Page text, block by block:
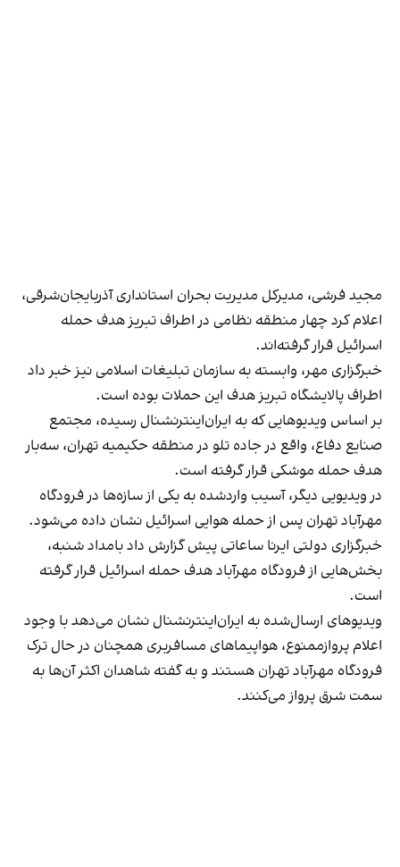
مجید فرشی، مدیرکل مدیریت بحران استانداری آذربایجان‌شرقی،
اعلام کرد چهار منطقه نظامی در اطراف تبریز هدف حمله
اسرائیل قرار گرفته‌اند.
خبرگزاری مهر، وابسته به سازمان تبلیغات اسلامی نیز خبر داد
اطراف پالایشگاه تبریز هدف این حملات بوده است.
بر اساس ویدیوهایی که به ایران‌اینترنشنال رسیده، مجتمع
صنایع دفاع، واقع در جاده تلو در منطقه حکیمیه تهران، سه‌بار
هدف حمله موشکی قرار گرفته است.
در ویدیویی دیگر، آسیب واردشده به یکی از ساز‌ه‌ها در فرودگاه
مهرآباد تهران پس از حمله هوایی اسرائیل نشان داده می‌شود.
خبرگزاری دولتی ایرنا ساعاتی پیش گزارش داد بامداد شنبه،
بخش‌هایی از فرودگاه مهرآباد هدف حمله اسرائیل قرار گرفته
است.
ویدیوهای ارسال‌شده به ایران‌اینترنشنال نشان می‌دهد با وجود
اعلام پروازممنوع، هواپیماهای مسافربری همچنان در حال ترک
فرودگاه مهرآباد تهران هستند و به گفته شاهدان اکثر آن‌ها به
سمت شرق پرواز می‌کنند.